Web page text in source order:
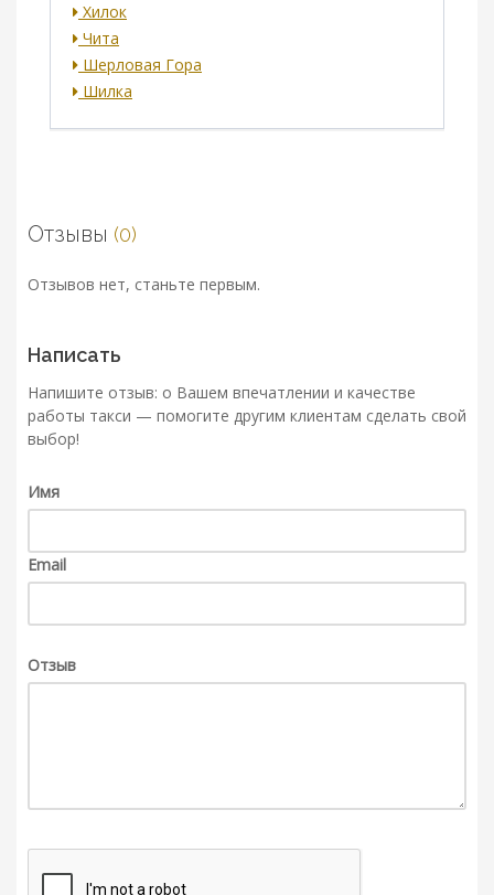
Хилок
Чита
Шерловая Гора
Шилка
Отзывы (0)
Отзывов нет, станьте первым.
Написать
Напишите отзыв: о Вашем впечатлении и качестве
работы такси — помогите другим клиентам сделать свой
выбор!
Имя
Email
Отзыв